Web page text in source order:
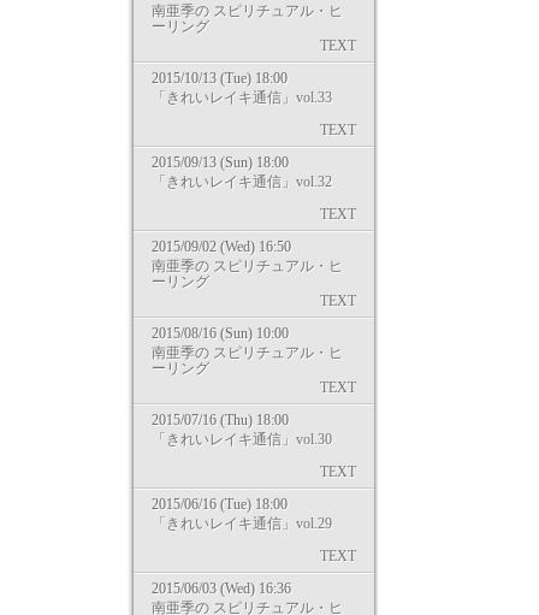
南亜季の スピリチュアル・ヒ
ーリング
TEXT
2015/10/13 (Tue) 18:00
「きれいレイキ通信」vol.33
TEXT
2015/09/13 (Sun) 18:00
「きれいレイキ通信」vol.32
TEXT
2015/09/02 (Wed) 16:50
南亜季の スピリチュアル・ヒ
ーリング
TEXT
2015/08/16 (Sun) 10:00
南亜季の スピリチュアル・ヒ
ーリング
TEXT
2015/07/16 (Thu) 18:00
「きれいレイキ通信」vol.30
TEXT
2015/06/16 (Tue) 18:00
「きれいレイキ通信」vol.29
TEXT
2015/06/03 (Wed) 16:36
南亜季の スピリチュアル・ヒ